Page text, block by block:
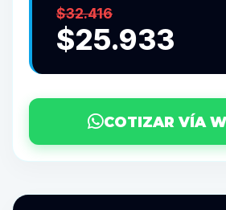
$32.416
$25.933
COTIZAR VÍA